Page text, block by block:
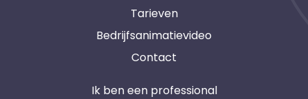
Tarieven
Bedrijfsanimatievideo
Contact
Ik ben een professional